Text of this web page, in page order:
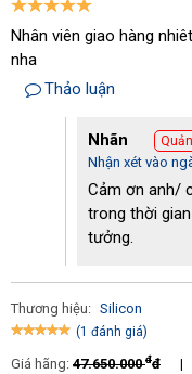
Silicon PS-
Thiết kế nhỏ gọn, hiện
Silicon PS-3500C gây
đơn giản không kém
cao bởi tính thẩm mỹ,
dụng máy cũng trở nên
Nhân viên giao hàng
nha
Thảo luận
Nhãn
Nhận xét vào
Cảm ơn anh/
trong thời
tưởng.
Thương hiệu: Silicon
(1 đánh giá)
Giá hãng: 47.650.000đđ |